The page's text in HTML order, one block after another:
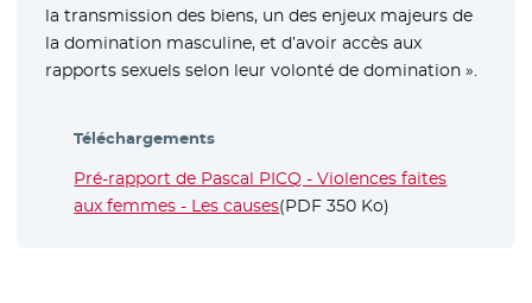
la transmission des biens, un des enjeux majeurs de
la domination masculine, et d’avoir accès aux
rapports sexuels selon leur volonté de domination ».
Téléchargements
Pré-rapport de Pascal PICQ - Violences faites
aux femmes - Les causes- Nouvelle fenêtre
(PDF 350 Ko)